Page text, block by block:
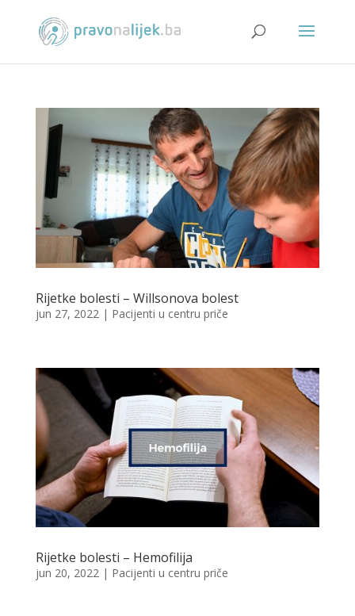
Rijetke bolesti – Willsonova bolest
jun 27, 2022 | Pacijenti u centru priče
Rijetke bolesti – Hemofilija
jun 20, 2022| Pacijenti u centru priče